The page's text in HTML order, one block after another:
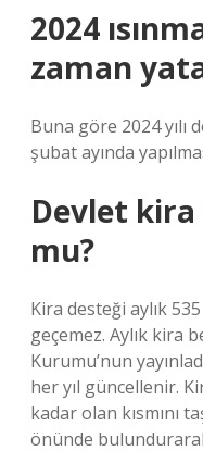
2024
zaman
Buna göre 2024
şubat ayında
Devlet kira
mu?
Kira desteği aylık
geçemez. Aylık kira
Kurumu’nun
her yıl güncellenir.
kadar olan kısmını
önünde